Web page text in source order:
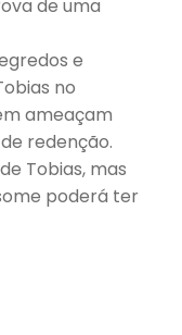
de uma
e
no
ameaçam
redenção.
Tobias, mas
poderá ter